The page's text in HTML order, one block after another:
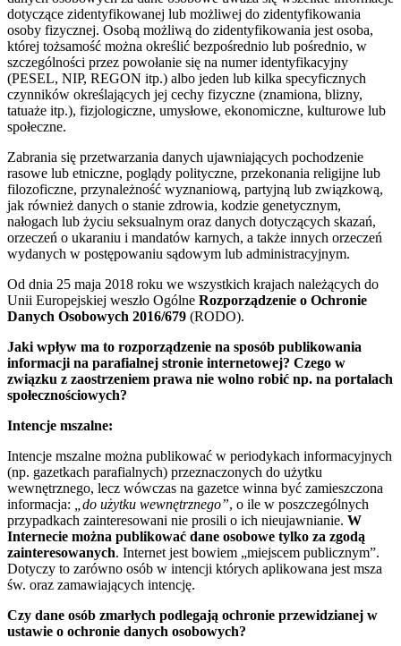
dotyczące zidentyfikowanej lub możliwej do zidentyfikowania
osoby fizycznej. Osobą możliwą do zidentyfikowania jest osoba,
której tożsamość można określić bezpośrednio lub pośrednio, w
szczególności przez powołanie się na numer identyfikacyjny
(PESEL, NIP, REGON itp.) albo jeden lub kilka specyficznych
czynników określających jej cechy fizyczne (znamiona, blizny,
tatuaże itp.), fizjologiczne, umysłowe, ekonomiczne, kulturowe lub
społeczne.
Zabrania się przetwarzania danych ujawniających pochodzenie
rasowe lub etniczne, poglądy polityczne, przekonania religijne lub
filozoficzne, przynależność wyznaniową, partyjną lub związkową,
jak również danych o stanie zdrowia, kodzie genetycznym,
nałogach lub życiu seksualnym oraz danych dotyczących skazań,
orzeczeń o ukaraniu i mandatów karnych, a także innych orzeczeń
wydanych w postępowaniu sądowym lub administracyjnym.
Od dnia 25 maja 2018 roku we wszystkich krajach należących do
Unii Europejskiej weszło Ogólne Rozporządzenie o Ochronie
Danych Osobowych 2016/679 (RODO).
Jaki wpływ ma to rozporządzenie na sposób publikowania
informacji na parafialnej stronie internetowej? Czego w
związku z zaostrzeniem prawa nie wolno robić np. na portalach
społecznościowych?
Intencje mszalne:
Intencje mszalne można publikować w periodykach informacyjnych
(np. gazetkach parafialnych) przeznaczonych do użytku
wewnętrznego, lecz wówczas na gazetce winna być zamieszczona
informacja:
„do użytku wewnętrznego”, o ile w poszczególnych
przypadkach zainteresowani nie prosili o ich nieujawnianie. W
Internecie można publikować dane osobowe tylko za zgodą
zainteresowanych. Internet jest bowiem „miejscem publicznym”.
Dotyczy to zarówno osób w intencji których aplikowana jest msza
św. oraz zamawiających intencję.
Czy dane osób zmarłych podlegają ochronie przewidzianej w
ustawie o ochronie danych osobowych?